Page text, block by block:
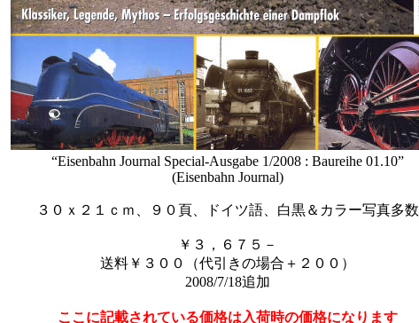
“Eisenbahn Journal Special-Ausgabe 1/2008 : Baureihe 01.10”
(Eisenbahn Journal)
３０ｘ２１ｃｍ、９０頁、ドイツ語、白黒＆カラー写真多数
￥３，６７５－
送料￥３００（代引きの場合＋２００）
2008/7/18追加
ここに記載されている価格は入荷時の価格になります